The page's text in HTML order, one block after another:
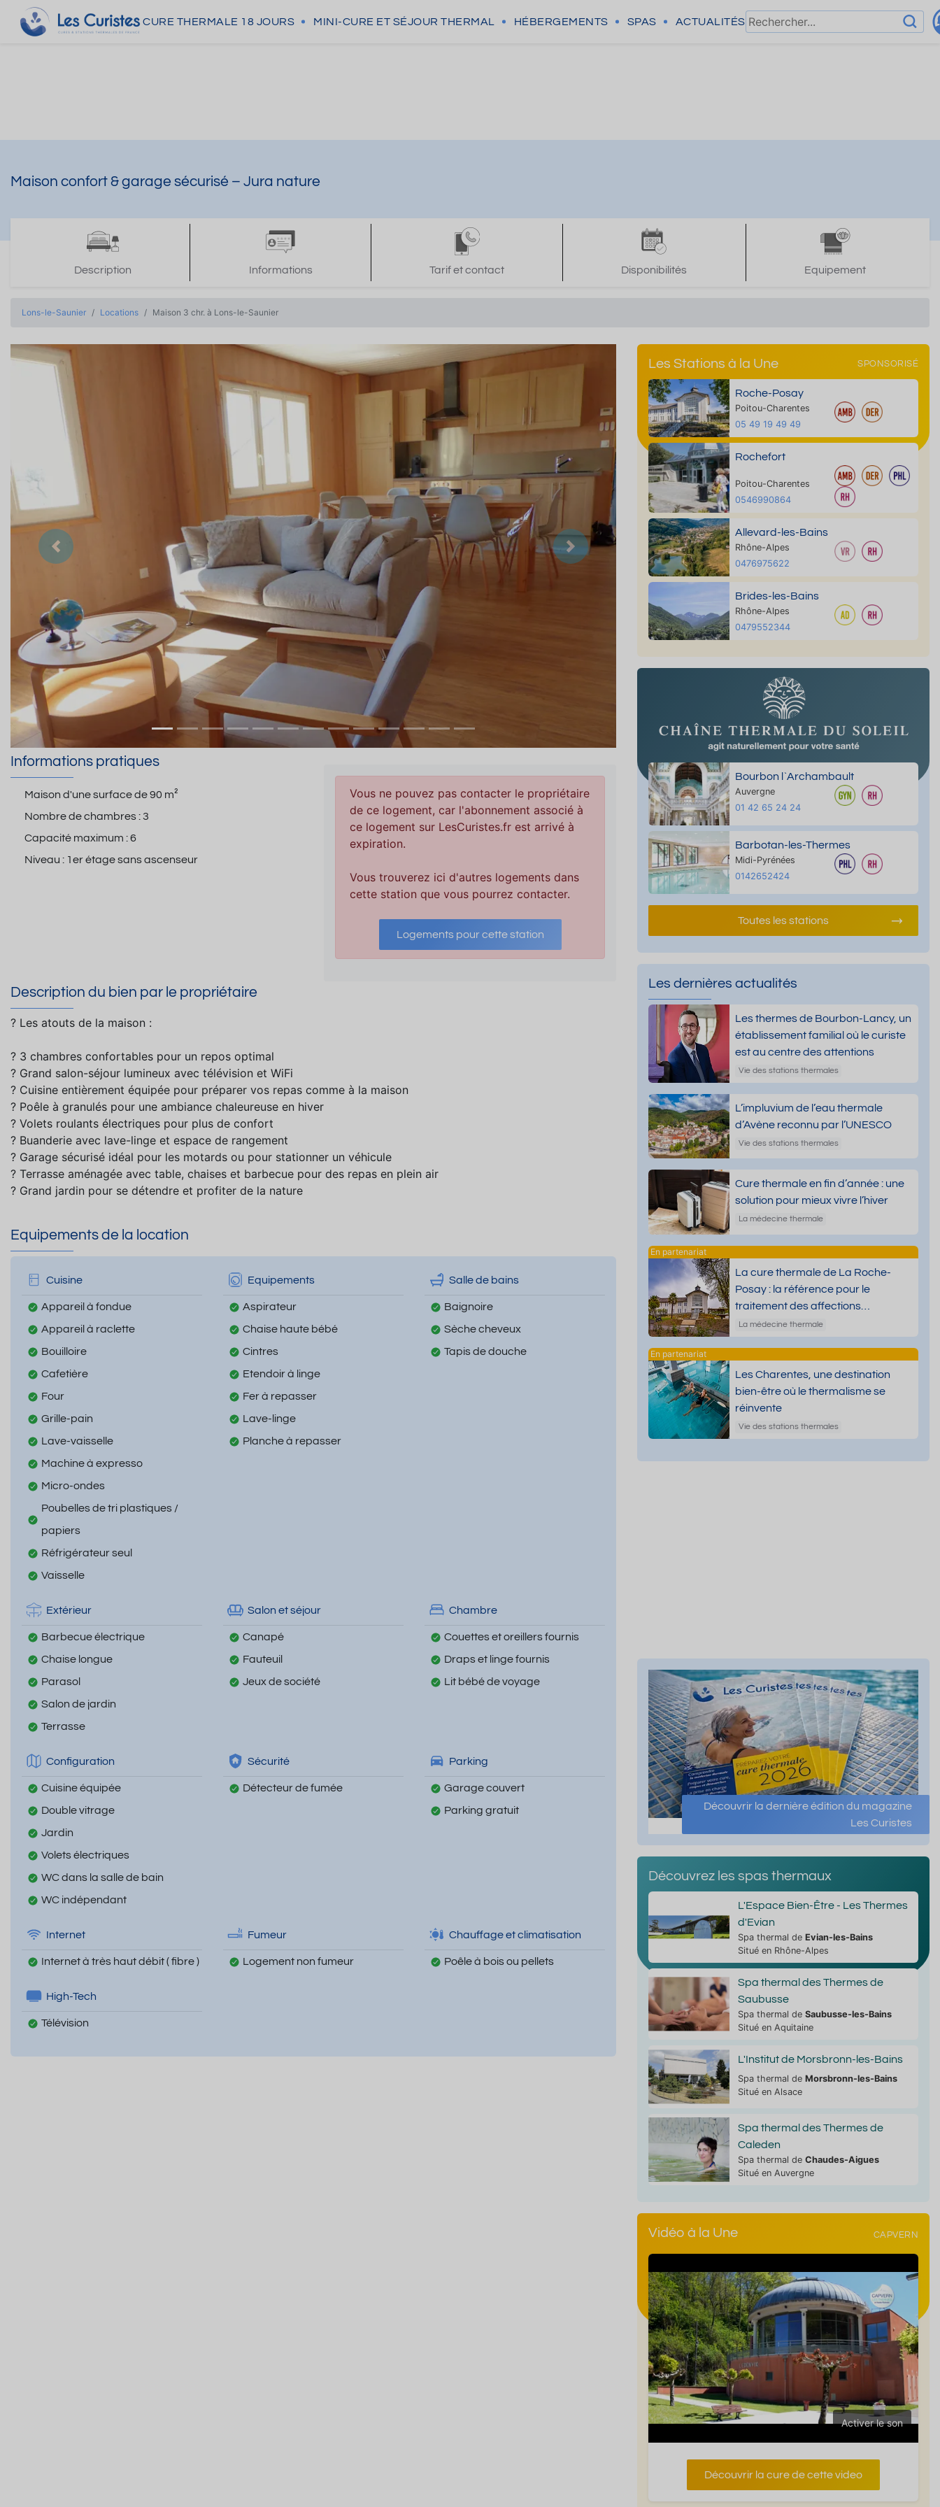
CURE THERMALE 18 JOURS MINI-CURE ET SÉJOUR THERMAL HÉBERGEMENTS SPAS ACTUALITÉS
Maison confort & garage sécurisé – Jura nature
Description Informations Tarif et contact Disponibilités Equipement
Lons-le-Saunier Locations Maison 3 chr. à Lons-le-Saunier
Précedent Suivant
Informations pratiques
Maison d'une surface de90 m²
Nombre de chambres :3
Capacité maximum :6
Niveau : 1er étage sans ascenseur
Vous ne pouvez pas contacter le propriétaire
de ce logement, car l'abonnement associé à
ce logement sur LesCuristes.fr est arrivé à
expiration.
Vous trouverez ici d'autres logements dans
cette station que vous pourrez contacter.
Logements pour cette station
Description du bien par le propriétaire
? Les atouts de la maison :
? 3 chambres confortables pour un repos optimal
? Grand salon-séjour lumineux avec télévision et WiFi
? Cuisine entièrement équipée pour préparer vos repas comme à la maison
? Poêle à granulés pour une ambiance chaleureuse en hiver
? Volets roulants électriques pour plus de confort
? Buanderie avec lave-linge et espace de rangement
? Garage sécurisé idéal pour les motards ou pour stationner un véhicule
? Terrasse aménagée avec table, chaises et barbecue pour des repas en plein air
? Grand jardin pour se détendre et profiter de la nature
Equipements de la location
Cuisine
Appareil à fondue
Appareil à raclette
Bouilloire
Cafetière
Four
Grille-pain
Lave-vaisselle
Machine à expresso
Micro-ondes
Poubelles de tri plastiques /
papiers
Réfrigérateur seul
Vaisselle
Equipements
Aspirateur
Chaise haute bébé
Cintres
Etendoir à linge
Fer à repasser
Lave-linge
Planche à repasser
Salle de bains
Baignoire
Sèche cheveux
Tapis de douche
Extérieur
Barbecue électrique
Chaise longue
Parasol
Salon de jardin
Terrasse
Salon et séjour
Canapé
Fauteuil
Jeux de société
Chambre
Couettes et oreillers fournis
Draps et linge fournis
Lit bébé de voyage
Configuration
Cuisine équipée
Double vitrage
Jardin
Volets électriques
WC dans la salle de bain
WC indépendant
Sécurité
Détecteur de fumée
Parking
Garage couvert
Parking gratuit
Internet
Internet à très haut débit ( fibre )
Fumeur
Logement non fumeur
Chauffage et climatisation
Poêle à bois ou pellets
High-Tech
Télévision
Les Stations à la Une SPONSORISÉ
Roche-Posay
Poitou-Charentes
05 49 19 49 49
Rochefort
Poitou-Charentes
0546990864
Allevard-les-Bains
Rhône-Alpes
0476975622
Brides-les-Bains
Rhône-Alpes
0479552344
Bourbon l`Archambault
Auvergne
01 42 65 24 24
Barbotan-les-Thermes
Midi-Pyrénées
0142652424
Toutes les stations
Les dernières actualités
Les thermes de Bourbon-Lancy, un
établissement familial où le curiste
est au centre des attentions
Vie des stations thermales
L’impluvium de l’eau thermale
d’Avène reconnu par l’UNESCO
Vie des stations thermales
Cure thermale en fin d’année : une
solution pour mieux vivre l’hiver
La médecine thermale
La cure thermale de La Roche-
Posay : la référence pour le
traitement des affections
dermatologiques
La médecine thermale
Les Charentes, une destination
bien-être où le thermalisme se
réinvente
Vie des stations thermales
Découvrir la dernière édition du magazine
Les Curistes
Découvrez les spas thermaux
L'Espace Bien-Être - Les Thermes
d'Evian
Spa thermal de Evian-les-Bains
Situé en Rhône-Alpes
Spa thermal des Thermes de
Saubusse
Spa thermal de Saubusse-les-Bains
Situé en Aquitaine
L'Institut de Morsbronn-les-Bains
Spa thermal de Morsbronn-les-Bains
Situé en Alsace
Spa thermal des Thermes de
Caleden
Spa thermal de Chaudes-Aigues
Situé en Auvergne
Vidéo à la Une CAPVERN
Activer le son
Découvrir la cure de cette video